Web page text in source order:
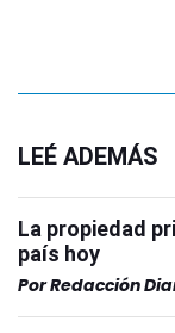
LEÉ ADEMÁS
La propiedad
país hoy
PorRedacción